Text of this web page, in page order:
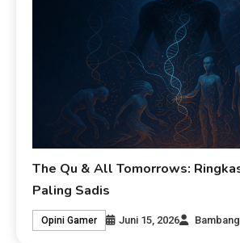
The Qu & All Tomorrows:
Paling Sadis
Opini Gamer Juni 15, 2026